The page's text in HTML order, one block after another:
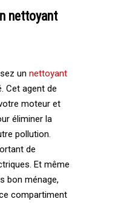
nettoyant
un nettoyant
Cet agent de
moteur et
éliminer la
pollution.
de
Et même
bon ménage,
compartiment